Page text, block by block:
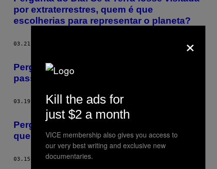
por extraterrestres, quem é que
escolherias para representar o planeta?
03.21.13
Pergunta do Dia: Preferias mudar o
passado ou poder ver o futuro?
03.19.13 BYEDUARDO SANTOS E NUNO FERREIRA
Pergunta do Dia: Qual é o maior animal
que consegues matar com um tijolo?
03.15.13 BYEDUARDO SANTOS E NUNO FERREIRA
×
Kill the ads for
just $2 a month
VICE membership also gives you access to
our very best writing and exclusive new
documentaries.